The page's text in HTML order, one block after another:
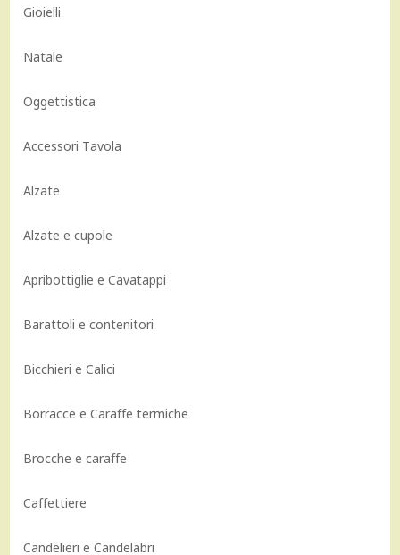
Gioielli
Natale
Oggettistica
Accessori Tavola
Alzate
Alzate e cupole
Apribottiglie e Cavatappi
Barattoli e contenitori
Bicchieri e Calici
Borracce e Caraffe termiche
Brocche e caraffe
Caffettiere
Candelieri e Candelabri